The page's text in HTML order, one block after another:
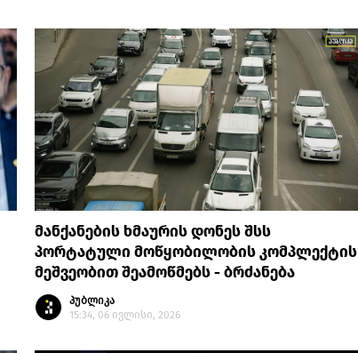
მანქანების ხმაურის დონეს შსს
პორტატული მოწყობილობის კომპლექტის
მეშვეობით შეამოწმებს - ბრძანება
პუბლიკა
15:34, 06 ივლისი, 2026